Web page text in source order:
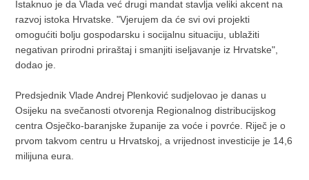
Istaknuo je da Vlada već drugi mandat stavlja veliki akcent na
razvoj istoka Hrvatske. "Vjerujem da će svi ovi projekti
omogućiti bolju gospodarsku i socijalnu situaciju, ublažiti
negativan prirodni priraštaj i smanjiti iseljavanje iz Hrvatske",
dodao je.
Predsjednik Vlade Andrej Plenković sudjelovao je danas u
Osijeku na svečanosti otvorenja Regionalnog distribucijskog
centra Osječko-baranjske županije za voće i povrće. Riječ je o
prvom takvom centru u Hrvatskoj, a vrijednost investicije je 14,6
milijuna eura.